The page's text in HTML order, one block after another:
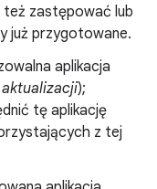
też zastępować lub
już przygotowane.
aplikacja
);
tę aplikację
z tej